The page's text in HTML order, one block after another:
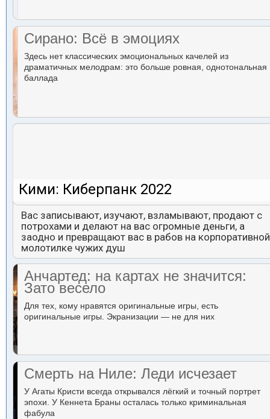
Сирано: Всё в эмоциях
Здесь нет классических эмоциональных качелей из
драматичных мелодрам: это больше ровная, однотональная
баллада
Кими: Киберпанк 2022
Вас записывают, изучают, взламывают, продают с
потрохами и делают на вас огромные деньги, а
заодно и превращают вас в рабов на корпоративной
молотилке чужих душ
Анчартед: на картах не значится:
Зато весело
Для тех, кому нравятся оригинальные игры, есть
оригинальные игры. Экранизации — не для них
Смерть на Ниле: Леди исчезает
У Агаты Кристи всегда открывался лёгкий и точный портрет
эпохи. У Кеннета Браны осталась только криминальная
фабула